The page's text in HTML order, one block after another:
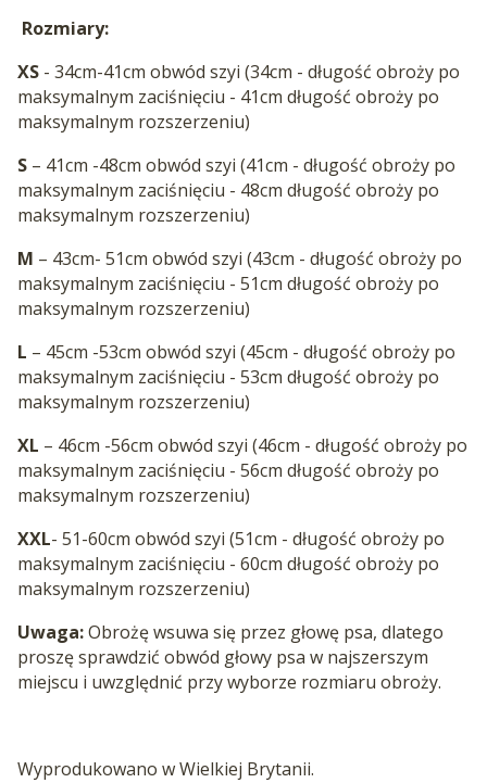
Rozmiary:
XS - 34cm-41cm obwód szyi (34cm - długość obroży po
maksymalnym zaciśnięciu - 41cm długość obroży po
maksymalnym rozszerzeniu)
S – 41cm -48cm obwód szyi (41cm - długość obroży po
maksymalnym zaciśnięciu - 48cm długość obroży po
maksymalnym rozszerzeniu)
M – 43cm- 51cm obwód szyi (43cm - długość obroży po
maksymalnym zaciśnięciu - 51cm długość obroży po
maksymalnym rozszerzeniu)
L – 45cm -53cm obwód szyi (45cm - długość obroży po
maksymalnym zaciśnięciu - 53cm długość obroży po
maksymalnym rozszerzeniu)
XL – 46cm -56cm obwód szyi (46cm - długość obroży po
maksymalnym zaciśnięciu - 56cm długość obroży po
maksymalnym rozszerzeniu)
XXL- 51-60cm obwód szyi (51cm - długość obroży po
maksymalnym zaciśnięciu - 60cm długość obroży po
maksymalnym rozszerzeniu)
Uwaga:Obrożę wsuwa się przez głowę psa, dlatego
proszę sprawdzić obwód głowy psa w najszerszym
miejscu i uwzględnić przy wyborze rozmiaru obroży.
Wyprodukowano w Wielkiej Brytanii.